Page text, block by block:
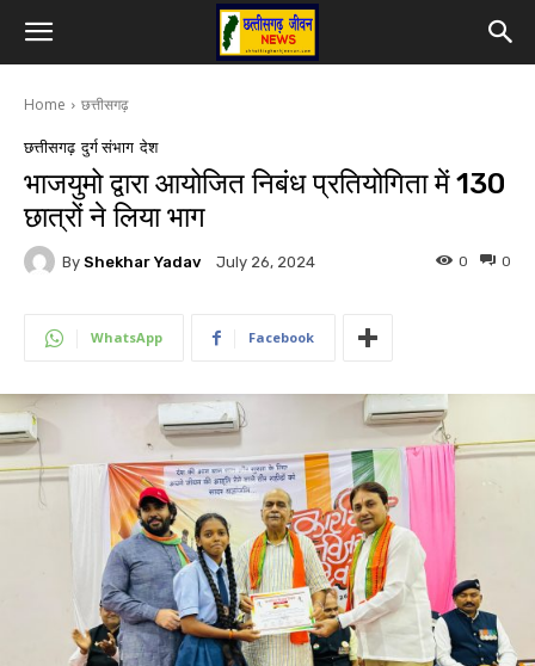
Home छत्तीसगढ़
छत्तीसगढ़ दुर्ग संभाग देश
भाजयुमो द्वारा आयोजित निबंध प्रतियोगिता में 130
छात्रों ने लिया भाग
By Shekhar Yadav July 26, 2024 0
0
WhatsApp Facebook